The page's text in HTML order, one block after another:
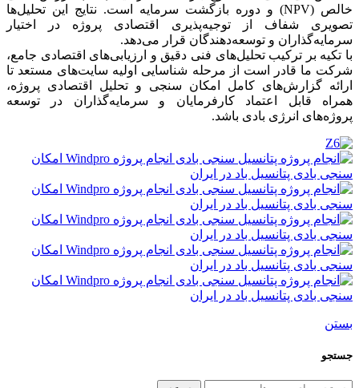
خالص (NPV) و دوره بازگشت سرمایه است. نتایج این تحلیل‌ها
تصویری شفاف از توجیه‌پذیری اقتصادی پروژه در اختیار
سرمایه‌گذاران و توسعه‌دهندگان قرار می‌دهد.
با تکیه بر ترکیب تحلیل‌های فنی دقیق و ارزیابی‌های اقتصادی جامع،
شرکت ما قادر است از مرحله شناسایی اولیه سایت‌های مستعد تا
ارائه گزارش‌های کامل امکان‌ سنجی و تحلیل اقتصادی پروژه،
همراه قابل اعتماد کارفرمایان و سرمایه‌گذاران در توسعه
پروژه‌های انرژی بادی باشد.
بستن
جستجو